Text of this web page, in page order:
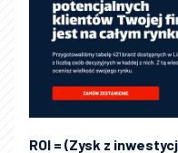
ROI = (Zysk z